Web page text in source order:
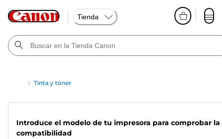
Tienda
Tinta y tóner
Introduce el modelo de tu impresora para comprobar la
compatibilidad